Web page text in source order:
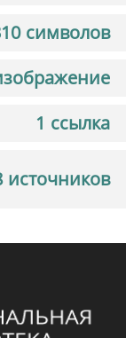
символов
1 ссылка
источников